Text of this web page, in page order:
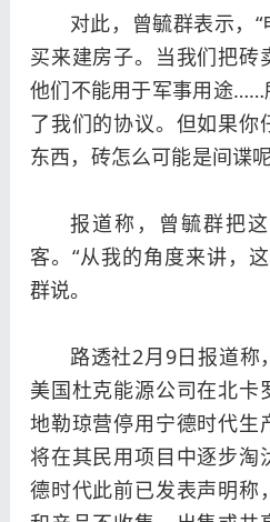
对此，曾毓群表示，
买来建房子。当我们把砖
他们不能用于军事用途……
了我们的协议。但如果你
东西，砖怎么可能是间谍
报道称，曾毓群把
客。“从我的角度来讲，
群说。
路透社2月9日报道称
美国杜克能源公司在北卡
地勒琼营停用宁德时代生
将在其民用项目中逐步淘
德时代此前已发表声明称